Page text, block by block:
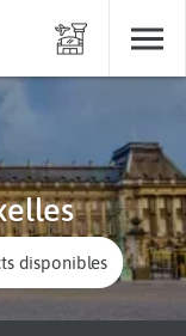
disponibles